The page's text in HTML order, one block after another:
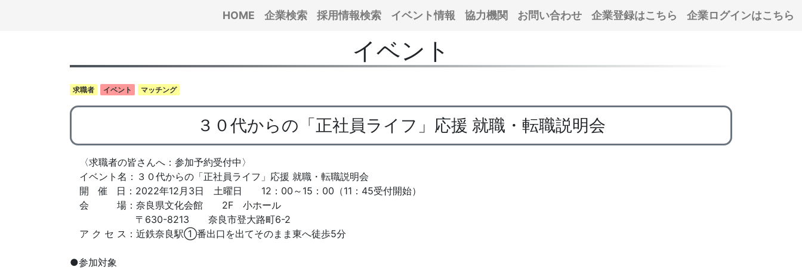
HOME 企業検索 採用情報検索 イベント情報 協力機関 お問い合わせ 企業登録はこちら 企業ログインはこちら
イベント
求職者 イベント マッチング
３０代からの「正社員ライフ」応援 就職・転職説明会
〈求職者の皆さんへ：参加予約受付中〉
イベント名：３０代からの「正社員ライフ」応援 就職・転職説明会
開 催 日：2022年12月3日 土曜日 12：00～15：00（11：45受付開始）
会 場：奈良県文化会館 2F 小ホール
〒630-8213 奈良市登大路町6-2
ア ク セ ス：近鉄奈良駅①番出口を出てそのまま東へ徒歩5分
●参加対象